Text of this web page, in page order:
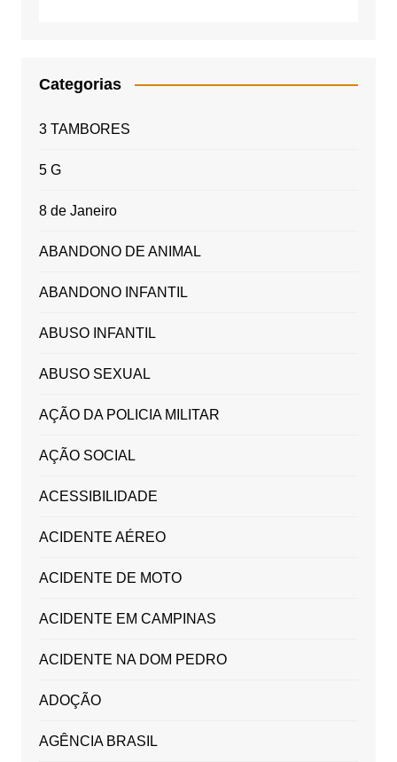
Categorias
3 TAMBORES
5 G
8 de Janeiro
ABANDONO DE ANIMAL
ABANDONO INFANTIL
ABUSO INFANTIL
ABUSO SEXUAL
AÇÃO DA POLICIA MILITAR
AÇÃO SOCIAL
ACESSIBILIDADE
ACIDENTE AÉREO
ACIDENTE DE MOTO
ACIDENTE EM CAMPINAS
ACIDENTE NA DOM PEDRO
ADOÇÃO
AGÊNCIA BRASIL